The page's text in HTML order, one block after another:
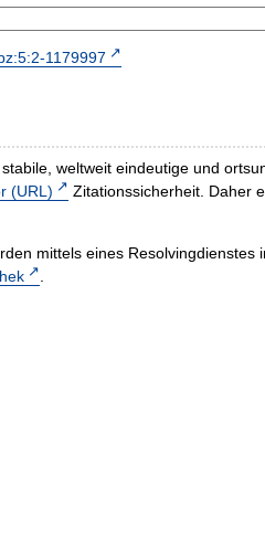
1179997
weltweit eindeutige und
(URL)
Zitationssicherheit. Daher
mittels eines
.